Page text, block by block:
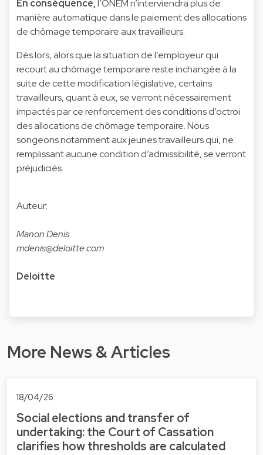
En conséquence, l’ONEM n’interviendra plus de
manière automatique dans le paiement des allocations
de chômage temporaire aux travailleurs.
Dès lors, alors que la situation de l’employeur qui
recourt au chômage temporaire reste inchangée à la
suite de cette modification législative, certains
travailleurs, quant à eux, se verront nécessairement
impactés par ce renforcement des conditions d’octroi
des allocations de chômage temporaire. Nous
songeons notamment aux jeunes travailleurs qui, ne
remplissant aucune condition d’admissibilité, se verront
préjudiciés.
Auteur:
Manon Denis
mdenis@deloitte.com
Deloitte
More News & Articles
18/04/26
Social elections and transfer of
undertaking: the Court of Cassation
clarifies how thresholds are calculated